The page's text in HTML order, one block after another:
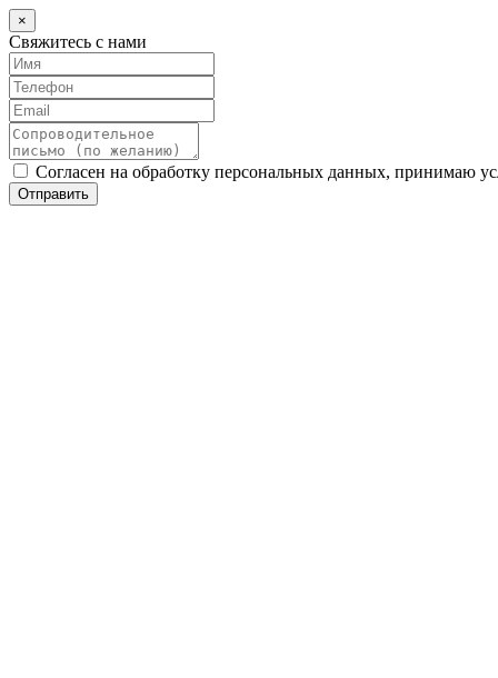
×
Свяжитесь с нами
Согласен на обработку персональных данных, принимаю
Отправить